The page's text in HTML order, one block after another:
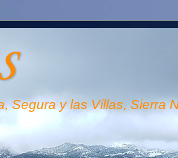
y las Villas, Sierra